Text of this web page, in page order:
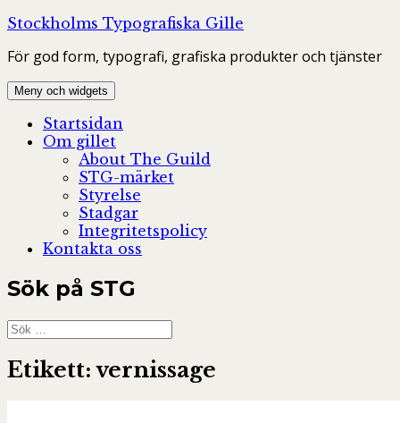
Hoppa
innehåll
Stockholms Typografiska Gille
För god form, typografi, grafiska produkter och tjänster
Meny och widgets
Startsidan
Om gillet
About The Guild
STG-märket
Styrelse
Stadgar
Integritetspolicy
Kontakta oss
Sök på STG
Sök
efter:
Etikett: vernissage